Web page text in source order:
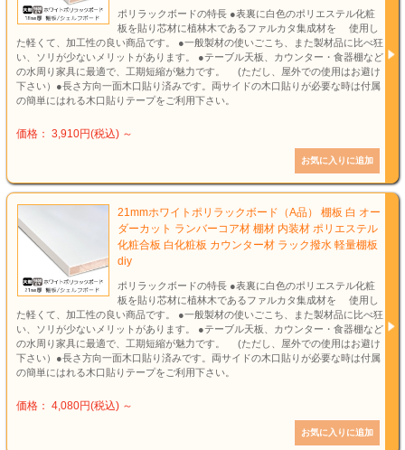
ポリラックボードの特長 ●表裏に白色のポリエステル化粧
板を貼り芯材に植林木であるファルカタ集成材を 使用し
た軽くて、加工性の良い商品です。 ●一般製材の使いごこち、また製材品に比べ狂
い、ソリが少ないメリットがあります。 ●テーブル天板、カウンター・食器棚など
の水周り家具に最適で、工期短縮が魅力です。 (ただし、屋外での使用はお避け
下さい）●長さ方向一面木口貼り済みです。両サイドの木口貼りが必要な時は付属
の簡単にはれる木口貼りテープをご利用下さい。
価格： 3,910円(税込) ～
21mmホワイトポリラックボード（A品） 棚板 白 オー
ダーカット ランバーコア材 棚材 内装材 ポリエステル
化粧合板 白化粧板 カウンター材 ラック撥水 軽量棚板
diy
ポリラックボードの特長 ●表裏に白色のポリエステル化粧
板を貼り芯材に植林木であるファルカタ集成材を 使用し
た軽くて、加工性の良い商品です。 ●一般製材の使いごこち、また製材品に比べ狂
い、ソリが少ないメリットがあります。 ●テーブル天板、カウンター・食器棚など
の水周り家具に最適で、工期短縮が魅力です。 (ただし、屋外での使用はお避け
下さい）●長さ方向一面木口貼り済みです。両サイドの木口貼りが必要な時は付属
の簡単にはれる木口貼りテープをご利用下さい。
価格： 4,080円(税込) ～